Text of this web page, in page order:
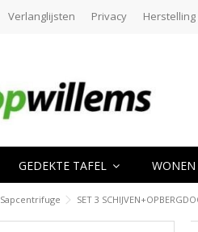
Verlanglijsten Privacy
GEDEKTE TAFEL WONEN
Sapcentrifuge SET 3